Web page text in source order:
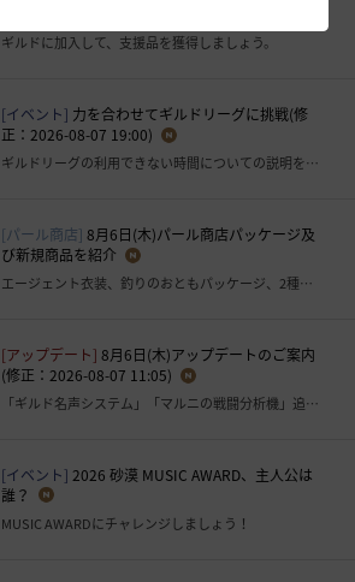
ギルドに加入して、支援品を獲得しましょう。
[イベント] 力を合わせてギルドリーグに挑戦(修
正：2026-08-07 19:00)
ギルドリーグの利用できない時間についての説明を修正いたしました。
[パール商店] 8月6日(木)パール商店パッケージ及
び新規商品を紹介
エージェント衣装、釣りのおともパッケージ、2種の旅路とプレミアム衣装選択箱パッケージなど
[アップデート] 8月6日(木)アップデートのご案内
(修正：2026-08-07 11:05)
「ギルド名声システム」「マルニの戦闘分析機」追加など
[イベント] 2026 砂漠 MUSIC AWARD、主人公は
誰？
MUSIC AWARDにチャレンジしましょう！